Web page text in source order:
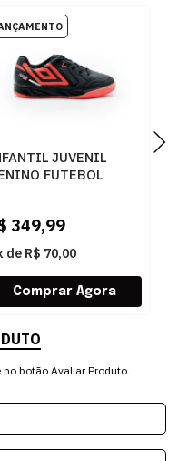
JUVENIL
FUTEBOL
349,99
de R$ 70,00
botão Avaliar Produto.